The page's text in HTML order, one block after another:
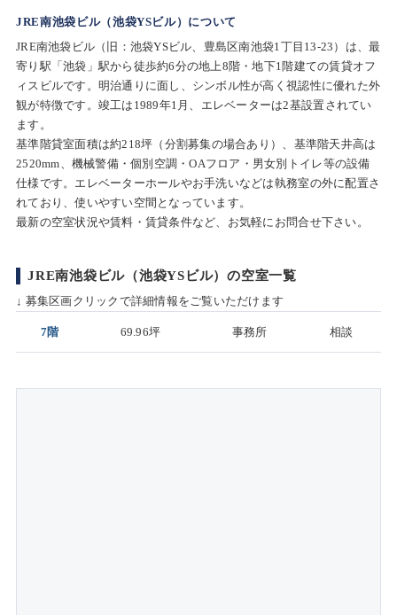
JRE南池袋ビル（池袋YSビル）について
JRE南池袋ビル（旧：池袋YSビル、豊島区南池袋1丁目13-23）は、最
寄り駅「池袋」駅から徒歩約6分の地上8階・地下1階建ての賃貸オフ
ィスビルです。明治通りに面し、シンボル性が高く視認性に優れた外
観が特徴です。竣工は1989年1月、エレベーターは2基設置されてい
ます。
基準階貸室面積は約218坪（分割募集の場合あり）、基準階天井高は
2520mm、機械警備・個別空調・OAフロア・男女別トイレ等の設備
仕様です。エレベーターホールやお手洗いなどは執務室の外に配置さ
れており、使いやすい空間となっています。
最新の空室状況や賃料・賃貸条件など、お気軽にお問合せ下さい。
JRE南池袋ビル（池袋YSビル）の空室一覧
↓ 募集区画クリックで詳細情報をご覧いただけます
7階 69.96坪 事務所 相談